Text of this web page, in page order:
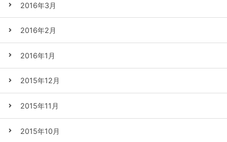
2016年3月
2016年2月
2016年1月
2015年12月
2015年11月
2015年10月